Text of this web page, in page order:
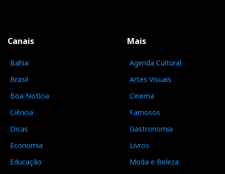
Canais
Bahia
Brasil
Boa Notícia
Ciência
Dicas
Economia
Educação
Mais
Agenda Cultural
Artes Visuais
Cinema
Famosos
Gastronomia
Livros
Moda e Beleza